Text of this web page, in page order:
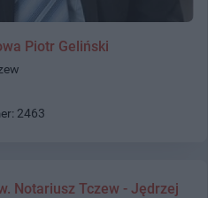
Piotr Geliński
2463
Notariusz Tczew - Jędrzej